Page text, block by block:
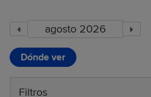
Dónde ver
Filtros